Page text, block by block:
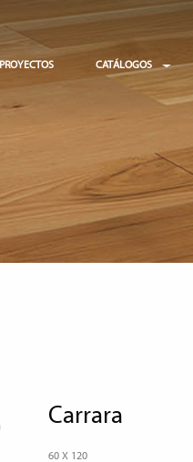
PROYECTOS CATÁLOGOS
carrara
60 X 120